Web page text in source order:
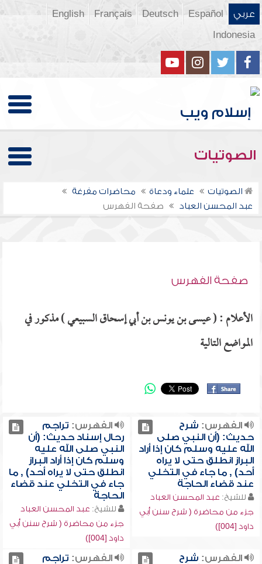
عربي Español
Deutsch
Français
English
Indonesia
الصوتيات
الصوتيات علماء ودعاة
محاضرات مفرغة
عبد المحسن العباد
صفحة الفهرس
صفحة الفهرس
الأعلام : ( عيسى بن يونس بن أبي إسحاق السبيعي ) مذكور في
المواضع التالية
الفهرس: شرح
حديث: (أن النبي صلى
الله عليه وسلم كان إذا أراد
البراز انطلق حتى لا يراه
أحد) , ما جاء في التخلي
عند قضاء الحاجة
للشيخ: عبد المحسن العباد
جزء من محاضرة ( شرح سنن أبي
داود [004])
الفهرس: تراجم
رحال إسناد حديث: (أن
النبي صلى الله عليه
وسلم كان إذا أراد البراز
انطلق حتى لا يراه أحد) , ما
جاء في التخلي عند قضاء
الحاجة
للشيخ: عبد المحسن العباد
جزء من محاضرة ( شرح سنن أبي
داود [004])
الفهرس: شرح
الفهرس: تراجم